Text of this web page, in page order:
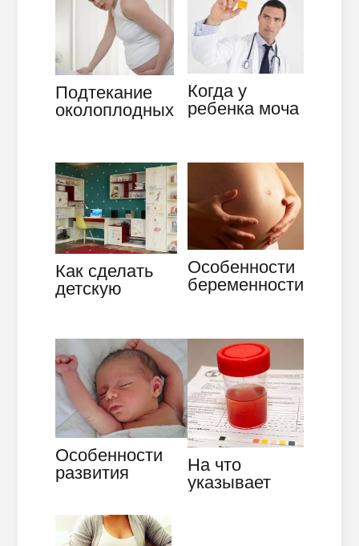
Подтекание
околоплодных
половине…
Когда у
ребенка моча
Как сделать
детскую
неповторимым
дизайном
Особенности
беременности
происходит в
этот…
Особенности
развития
неделям,
На что
указывает